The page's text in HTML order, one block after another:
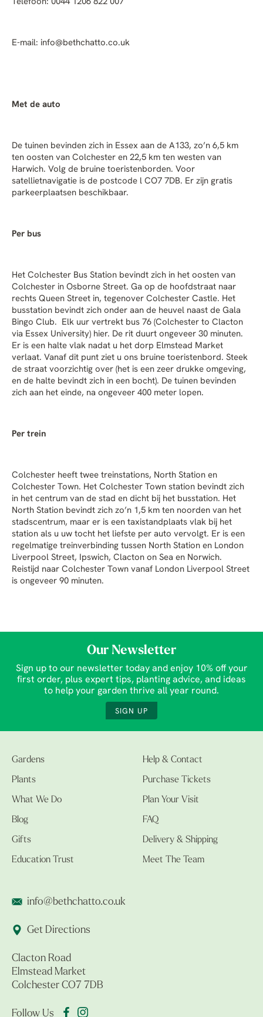
Telefoon: 0044 1206 822 007
E-mail: info@bethchatto.co.uk
Met de auto
De tuinen bevinden zich in Essex aan de A133, zo’n 6,5 km
ten oosten van Colchester en 22,5 km ten westen van
Harwich. Volg de bruine toeristenborden. Voor
satellietnavigatie is de postcode l CO7 7DB. Er zijn gratis
parkeerplaatsen beschikbaar.
Per bus
Het Colchester Bus Station bevindt zich in het oosten van
Colchester in Osborne Street. Ga op de hoofdstraat naar
rechts Queen Street in, tegenover Colchester Castle. Het
busstation bevindt zich onder aan de heuvel naast de Gala
Bingo Club. Elk uur vertrekt bus 76 (Colchester to Clacton
via Essex University) hier. De rit duurt ongeveer 30 minuten.
Er is een halte vlak nadat u het dorp Elmstead Market
verlaat. Vanaf dit punt ziet u ons bruine toeristenbord. Steek
de straat voorzichtig over (het is een zeer drukke omgeving,
en de halte bevindt zich in een bocht). De tuinen bevinden
zich aan het einde, na ongeveer 400 meter lopen.
Per trein
Colchester heeft twee treinstations, North Station en
Colchester Town. Het Colchester Town station bevindt zich
in het centrum van de stad en dicht bij het busstation. Het
North Station bevindt zich zo’n 1,5 km ten noorden van het
stadscentrum, maar er is een taxistandplaats vlak bij het
station als u uw tocht het liefste per auto vervolgt. Er is een
regelmatige treinverbinding tussen North Station en London
Liverpool Street, Ipswich, Clacton on Sea en Norwich.
Reistijd naar Colchester Town vanaf London Liverpool Street
is ongeveer 90 minuten.
Our Newsletter
Sign up to our newsletter today and enjoy 10% off your
first order, plus expert tips, planting advice, and ideas
to help your garden thrive all year round.
SIGN UP
Gardens
Plants
What We Do
Blog
Gifts
Education Trust
Help & Contact
Purchase Tickets
Plan Your Visit
FAQ
Delivery & Shipping
Meet The Team
info@bethchatto.co.uk
Get Directions
Clacton Road
Elmstead Market
Colchester CO7 7DB
Follow Us